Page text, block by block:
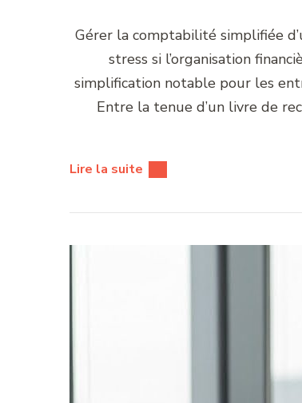
Gérer la comptabilité simplifiée
stress si l’organisation
simplification notable pour les
Entre la tenue d’un livre de
Lire la suite